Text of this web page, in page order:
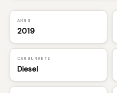
ANNO
2019
CARBURANTE
Diesel